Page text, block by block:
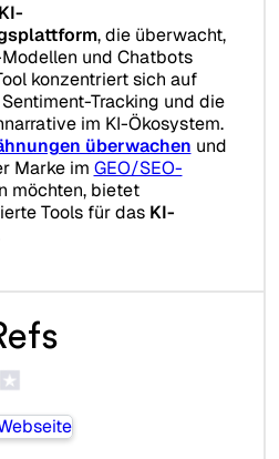
KI-
, die überwacht,
und Chatbots
konzentriert sich auf
Sentiment-Tracking und die
im KI-Ökosystem.
überwachen und
Marke im GEO/SEO-
möchten, bietet
Tools für das KI-